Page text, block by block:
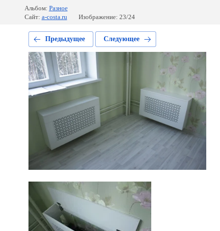
Альбом: Разное
Сайт: a-costa.ru Изображение: 23/24
Предыдущее Следующее